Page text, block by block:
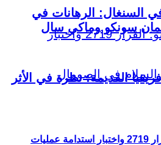
متلازمة مقديشو: القرار 2719 واختبار استدامة عمليات
في السنغال: الرهانات في
سونكو وماكي سال
القديمة: نظرة في الأثر